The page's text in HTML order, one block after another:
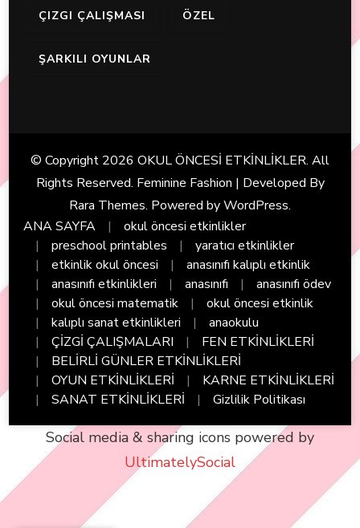
ÇIZGI ÇALIŞMASI ÖZEL
ŞARKILI OYUNLAR
© Copyright 2026 OKUL ÖNCESİ ETKİNLİKLER. All
Rights Reserved. Feminine Fashion | Developed By
Rara Themes. Powered byWordPress.
ANA SAYFA
okul öncesi etkinlikler
preschool printables
yaratıcı etkinlikler
etkinlik okul öncesi
anasınıfı kalıplı etkinlik
anasınıfı etkinlikleri
anasınıfı
anasınıfı ödev
okul öncesi matematik
okul öncesi etkinlik
kalıplı sanat etkinlikleri
anaokulu
ÇİZGİ ÇALIŞMALARI
FEN ETKİNLİKLERİ
BELİRLİ GÜNLER ETKİNLİKLERİ
OYUN ETKİNLİKLERİ
KARNE ETKİNLİKLERİ
SANAT ETKİNLİKLERİ
Gizlilik Politikası
Social media & sharing icons powered by
UltimatelySocial